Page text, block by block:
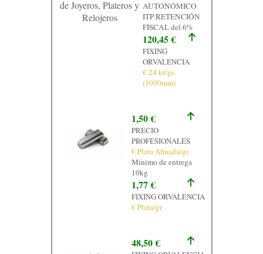
de Joyeros, Plateros y
Relojeros
AUTONÓMICO
ITP RETENCIÓN
FISCAL del 6%
120,45 €
FIXING
ORVALENCIA
€ 24 kt/gr.
(1000mm)
1,50 €
PRECIO
PROFESIONALES
€ Plata Afinada/gr.
Mínimo de entrega
10kg
1,77 €
FIXING ORVALENCIA
€ Plata/gr.
48,50 €